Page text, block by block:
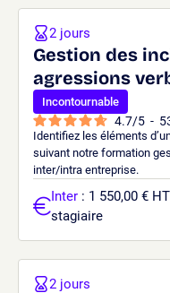
Gestion des
agressions
Incontournable
4.7/5 -
Identifiez les éléments
suivant notre formation
inter/intra entreprise.
2 jours
Inter : 1 550,00 €
stagiaire
2 jours